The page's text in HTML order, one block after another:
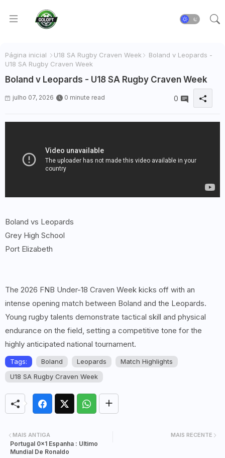
Página inicial U18 SA Rugby Craven Week
Boland v Leopards -
U18 SA Rugby Craven Week
Boland v Leopards - U18 SA Rugby Craven Week
julho 07, 2026 0 minute read 0
Boland vs Leopards
Grey High School
Port Elizabeth
The 2026 FNB Under-18 Craven Week kicks off with an
intense opening match between Boland and the Leopards.
Young rugby talents demonstrate tactical skill and physical
endurance on the field, setting a competitive tone for the
highly anticipated national tournament.
Tags: Boland Leopards
Match Highlights
U18 SA Rugby Craven Week
MAIS RECENTE
MAIS ANTIGA
Portugal 0×1 Espanha : Ultimo
Mundial De Ronaldo